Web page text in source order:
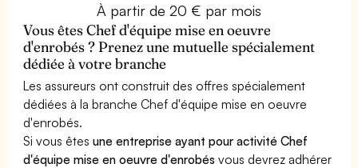
À partir de 20 € par mois
Vous êtes Chef d'équipe mise en oeuvre
d'enrobés ? Prenez une mutuelle spécialement
dédiée à votre branche
Les assureurs ont construit des offres spécialement
dédiées à la branche Chef d'équipe mise en oeuvre
d'enrobés.
Si vous êtesune entreprise ayant pour activité Chef
d'équipe mise en oeuvre d'enrobés vous devrez adhérer